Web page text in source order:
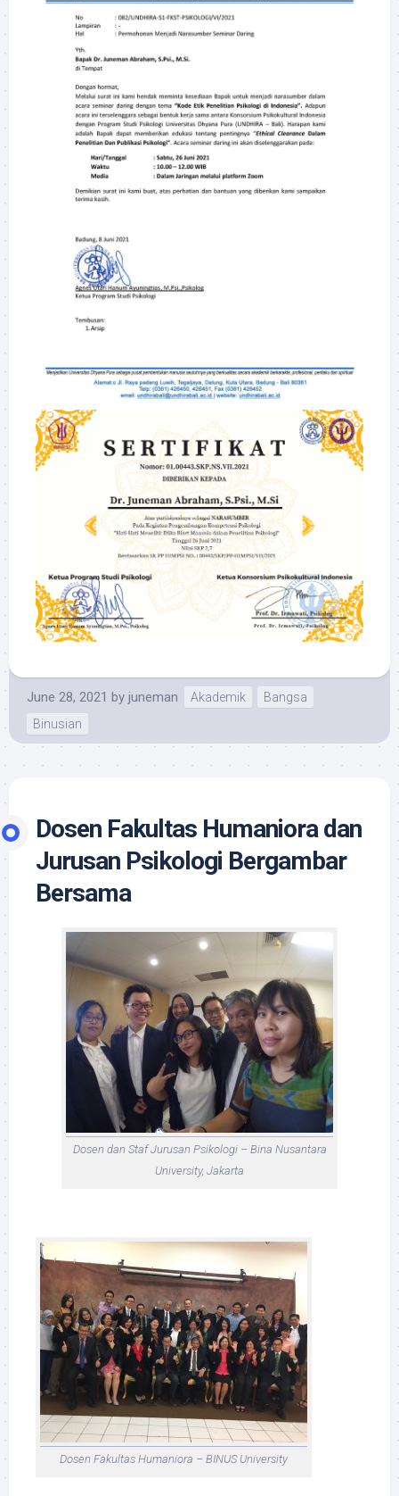
June 28, 2021 by juneman Akademik
Bangsa
Binusian
Dosen Fakultas Humaniora dan
Jurusan Psikologi Bergambar
Bersama
Dosen dan Staf Jurusan Psikologi – Bina Nusantara
University, Jakarta
Dosen Fakultas Humaniora – BINUS University